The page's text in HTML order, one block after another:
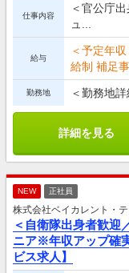
仕事内容
＜官公庁
ュ...
給与
＜予定年
給制 補足
勤務地 ＜勤務地
詳細を見る
NEW 正社員
株式会社ベイカレント・
＜自衛隊出身者歓迎
ニア※年収アップ確
ビス求人】